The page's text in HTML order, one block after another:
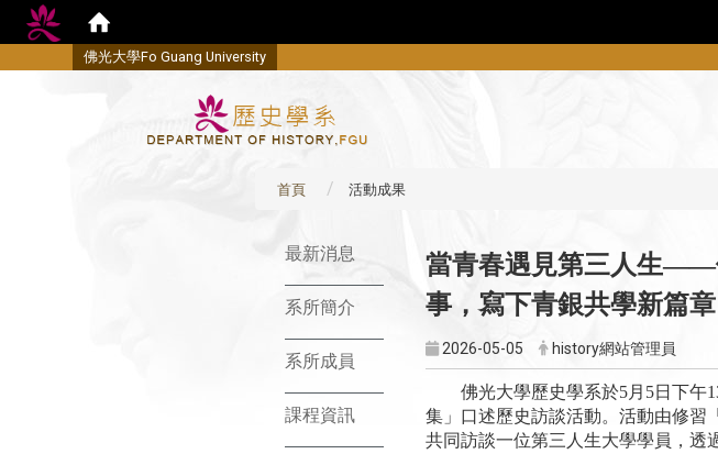
佛光大學Fo Guang University
首頁 活動成果
最新消息
系所簡介
系所成員
課程資訊
當青春遇見第三人生――
事，寫下青銀共學新篇章
2026-05-05 history網站管理員
佛光大學歷史學系於5月5日下午13
集」口述歷史訪談活動。活動由修習
共同訪談一位第三人生大學學員，透